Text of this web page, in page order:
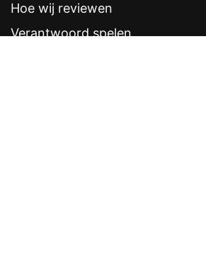
Hoe wij reviewen
Verantwoord spelen